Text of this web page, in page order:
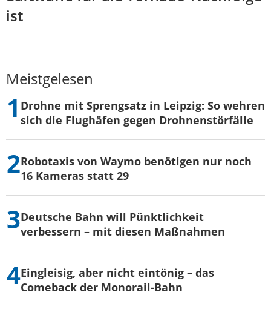
ist
Meistgelesen
Drohne mit Sprengsatz in Leipzig: So wehren
sich die Flughäfen gegen Drohnenstörfälle
Robotaxis von Waymo benötigen nur noch
16 Kameras statt 29
Deutsche Bahn will Pünktlichkeit
verbessern – mit diesen Maßnahmen
Eingleisig, aber nicht eintönig – das
Comeback der Monorail-Bahn